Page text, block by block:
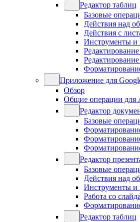
Редактор таблиц
Базовые
Действия над
Действия с
Инструменты и
Приложение для
Обзор
Общие операции для
Редактор
Базовые
Редактор
Базовые
Действия над
Инструменты и
Работа со
Редактор таблиц